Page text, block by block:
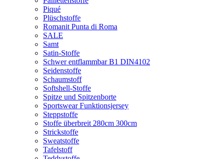
Piqué
Plüschstoffe
Romanit Punta di Roma
SALE
Samt
Satin-Stoffe
Schwer entflammbar B1 DIN4102
Seidenstoffe
Schaumstoff
Softshell-Stoffe
Spitze und Spitzenborte
Sportswear Funktionsjersey
Steppstoffe
Stoffe überbreit 280cm 300cm
Strickstoffe
Sweatstoffe
Tafelstoff